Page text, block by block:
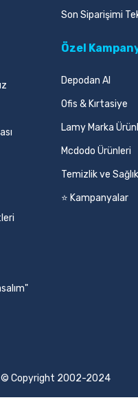
Son Siparişimi
Özel
Depodan Al
Ofis & Kırtasiye
Lamy Marka
Mcdodo Ürünleri
Temizlik ve Sağlık
⭐ Kampanyalar
© Copyright 2002-2024